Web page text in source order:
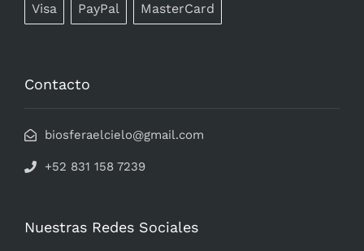
Visa PayPal MasterCard
Contacto
biosferaelcielo@gmail.com
+52 831 158 7239
Nuestras Redes Sociales